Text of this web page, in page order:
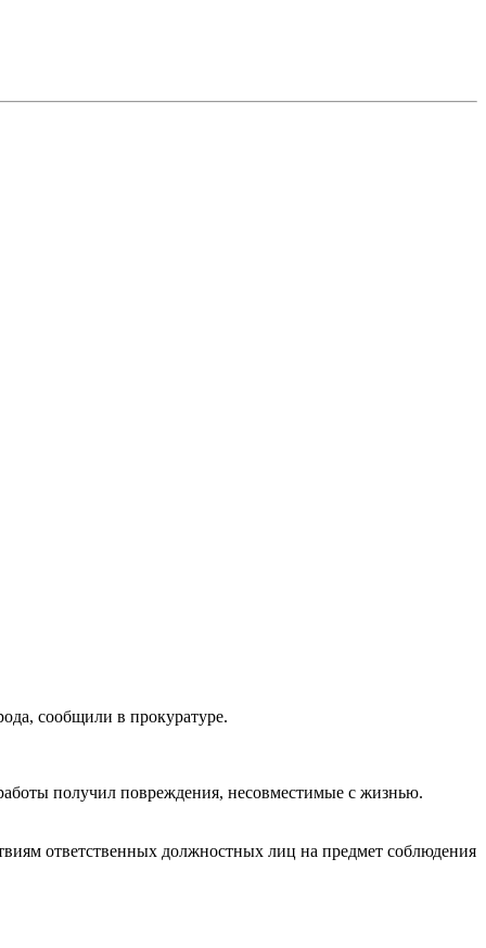
сообщили в прокуратуре.
получил повреждения, несовместимые с жизнью.
ответственных должностных лиц на предмет соблюдения